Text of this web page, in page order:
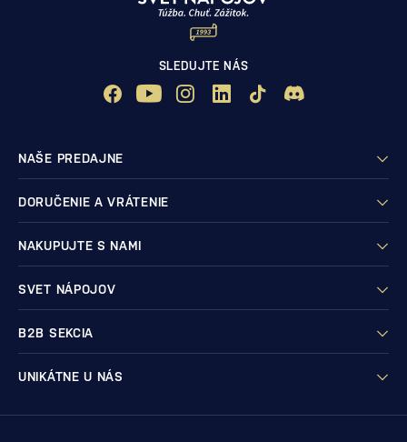
SLEDUJTE NÁS
NAŠE PREDAJNE
DORUČENIE A VRÁTENIE
NAKUPUJTE S NAMI
SVET NÁPOJOV
B2B SEKCIA
UNIKÁTNE U NÁS